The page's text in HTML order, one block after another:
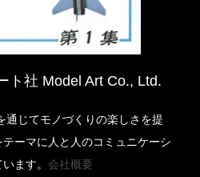
ト社 Model Art Co., Ltd.
通じてモノづくりの楽しさを提
ーマに人と人のコミュニケーシ
います。会社概要